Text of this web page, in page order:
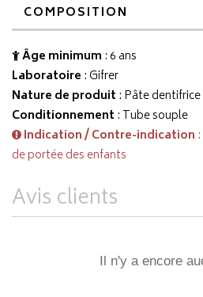
COMPOSITION
Âge minimum : 6 ans
Laboratoire :Gifrer
Nature de produit : Pâte dentifrice
Conditionnement : Tube souple
Indication / Contre-indication
de portée des enfants
Avis clients
Il n'y a encore